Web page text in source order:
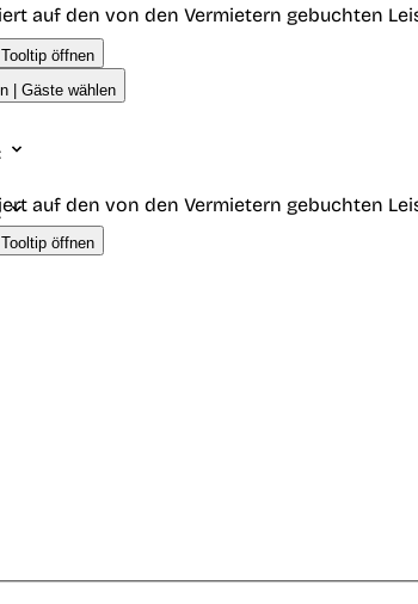
Tooltip öffnen
auf den von den Vermietern gebuchten
| Gäste wählen
Tooltip öffnen
auf den von den Vermietern gebuchten